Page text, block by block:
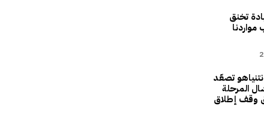
تخنق
مواردنا
تصعّد
المرحلة
وقف إطلاق